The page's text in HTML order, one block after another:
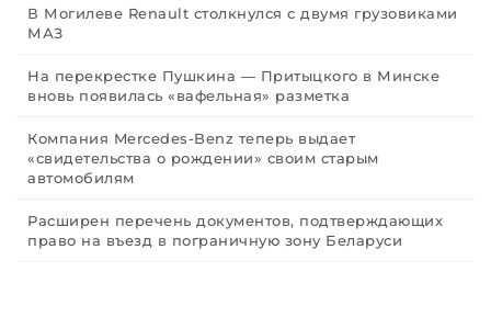
В Могилеве Renault столкнулся с двумя грузовиками
МАЗ
На перекрестке Пушкина — Притыцкого в Минске
вновь появилась «вафельная» разметка
Компания Mercedes-Benz теперь выдает
«свидетельства о рождении» своим старым
автомобилям
Расширен перечень документов, подтверждающих
право на въезд в пограничную зону Беларуси